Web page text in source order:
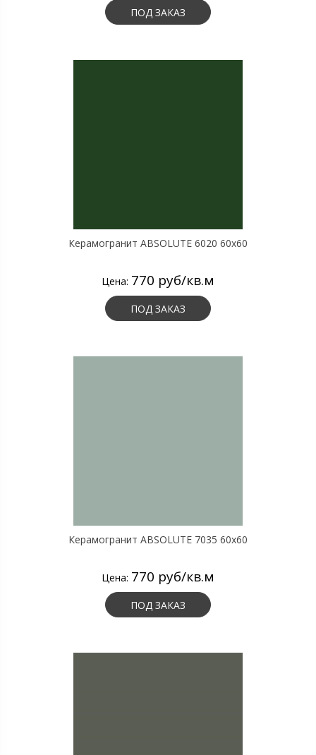
ПОД ЗАКАЗ
Керамогранит ABSOLUTE 6020 60х60
Цена: 770 руб/кв.м
ПОД ЗАКАЗ
Керамогранит ABSOLUTE 7035 60х60
Цена: 770 руб/кв.м
ПОД ЗАКАЗ